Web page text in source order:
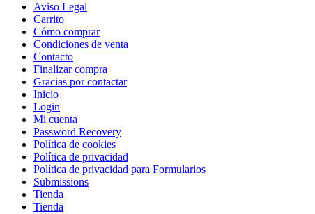
Aviso Legal
Carrito
Cómo comprar
Condiciones de venta
Contacto
Finalizar compra
Gracias por contactar
Inicio
Login
Mi cuenta
Password Recovery
Política de cookies
Política de privacidad
Política de privacidad para Formularios
Submissions
Tienda
Tienda